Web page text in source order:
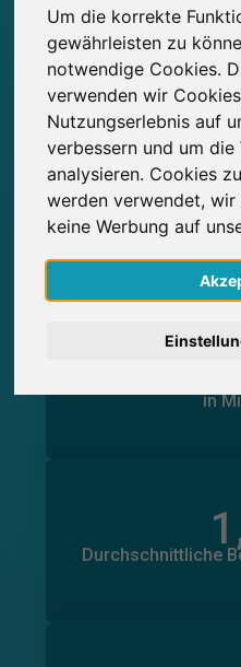
Um die korrekte
gewährleisten zu
notwendige Cookies.
verwenden wir
Nutzungserlebnis auf
verbessern und um die
analysieren. Cookies
werden verwendet,
keine Werbung auf
Bisher bei
Aktuell bei
Über
Über
in
in
Durchschnittliche
Anzahl der